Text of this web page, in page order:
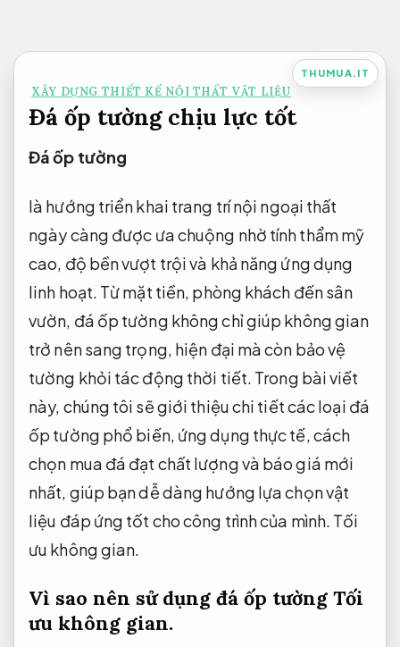
nội
dung
THUMUA.IT
XÂY DỰNG THIẾT KẾ NỘI THẤT VẬT LIỆU
Đá ốp tường chịu lực tốt
Đá ốp tường
là hướng triển khai trang trí nội ngoại thất
ngày càng được ưa chuộng nhờ tính thẩm mỹ
cao, độ bền vượt trội và khả năng ứng dụng
linh hoạt. Từ mặt tiền, phòng khách đến sân
vườn, đá ốp tường không chỉ giúp không gian
trở nên sang trọng, hiện đại mà còn bảo vệ
tường khỏi tác động thời tiết. Trong bài viết
này, chúng tôi sẽ giới thiệu chi tiết các loại đá
ốp tường phổ biến, ứng dụng thực tế, cách
chọn mua đá đạt chất lượng và báo giá mới
nhất, giúp bạn dễ dàng hướng lựa chọn vật
liệu đáp ứng tốt cho công trình của mình. Tối
ưu không gian.
Vì sao nên sử dụng đá ốp tường Tối
ưu không gian.